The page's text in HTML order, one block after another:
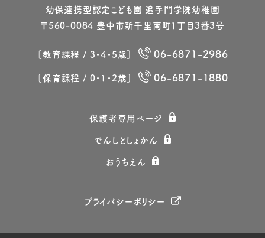
幼保連携型認定こども園 追⼿⾨学院幼稚園
〒560-0084 豊中市新千⾥南町1丁⽬3番3号
［教育課程 / 3・4・5歳］ 06-6871-2986
［保育課程 / 0・1・2歳］ 06-6871-1880
保護者専⽤ページ
でんしとしょかん
おうちえん
プライバシーポリシー